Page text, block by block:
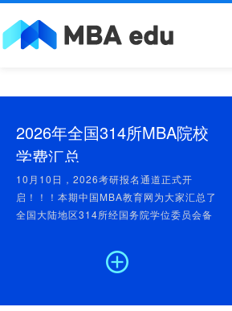
2026年全国314所MBA院校
学费汇总
10月10日，2026考研报名通道正式开
启！！！本期中国MBA教育网为大家汇总了
全国大陆地区314所经国务院学位委员会备
人数等关键信息！希望能为广大MBA考研学
子提供强有力的真实、可信、有用的信息支
的阶段性变化特征。2022年，全国已有超